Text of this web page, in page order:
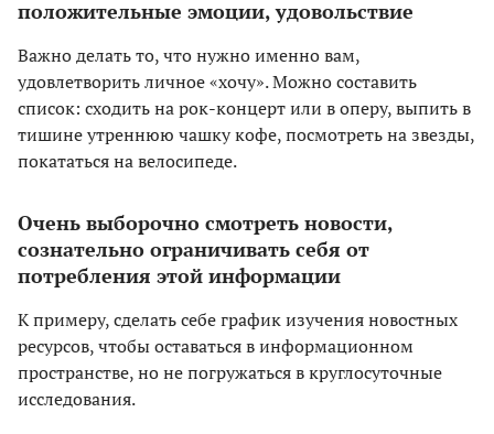
положительные эмоции, удовольствие
Важно делать то, что нужно именно вам,
удовлетворить личное «хочу». Можно составить
список: сходить на рок-концерт или в оперу, выпить в
тишине утреннюю чашку кофе, посмотреть на звезды,
покататься на велосипеде.
Очень выборочно смотреть новости,
сознательно ограничивать себя от
потребления этой информации
К примеру, сделать себе график изучения новостных
ресурсов, чтобы оставаться в информационном
пространстве, но не погружаться в круглосуточные
исследования.